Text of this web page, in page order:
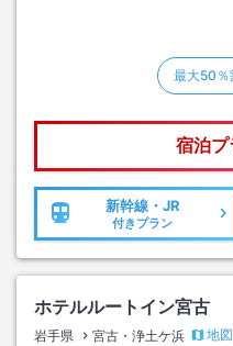
最大50％
宿泊プ
新幹線・JR
付きプラン
ホテルルートイン宮古
岩手県 宮古・浄土ケ浜
地図